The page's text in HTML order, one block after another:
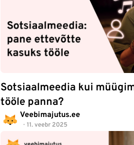
Sotsiaalmeedia kui
tööle panna?
Veebimajutus.ee
11. veebr 2025